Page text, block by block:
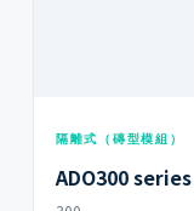
隔離式（磚型模組）
ADO300 series